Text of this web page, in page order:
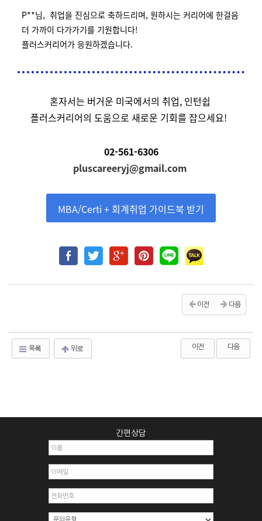
P**님, 취업을 진심으로 축하드리며, 원하시는 커리어에 한걸음
더 가까이 다가가기를 기원합니다!
플러스커리어가 응원하겠습니다.
혼자서는 버거운 미국에서의 취업, 인턴쉽
플러스커리어의 도움으로 새로운 기회를 잡으세요!
02-561-6306
pluscareeryj@gmail.com
MBA/Certi + 회계취업 가이드북 받기
이전 다음
목록 위로 이전 다음
간편상담